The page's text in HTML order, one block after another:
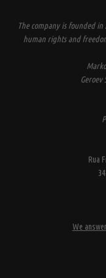
The company is founded
human rights and
Geroev
Rua
We